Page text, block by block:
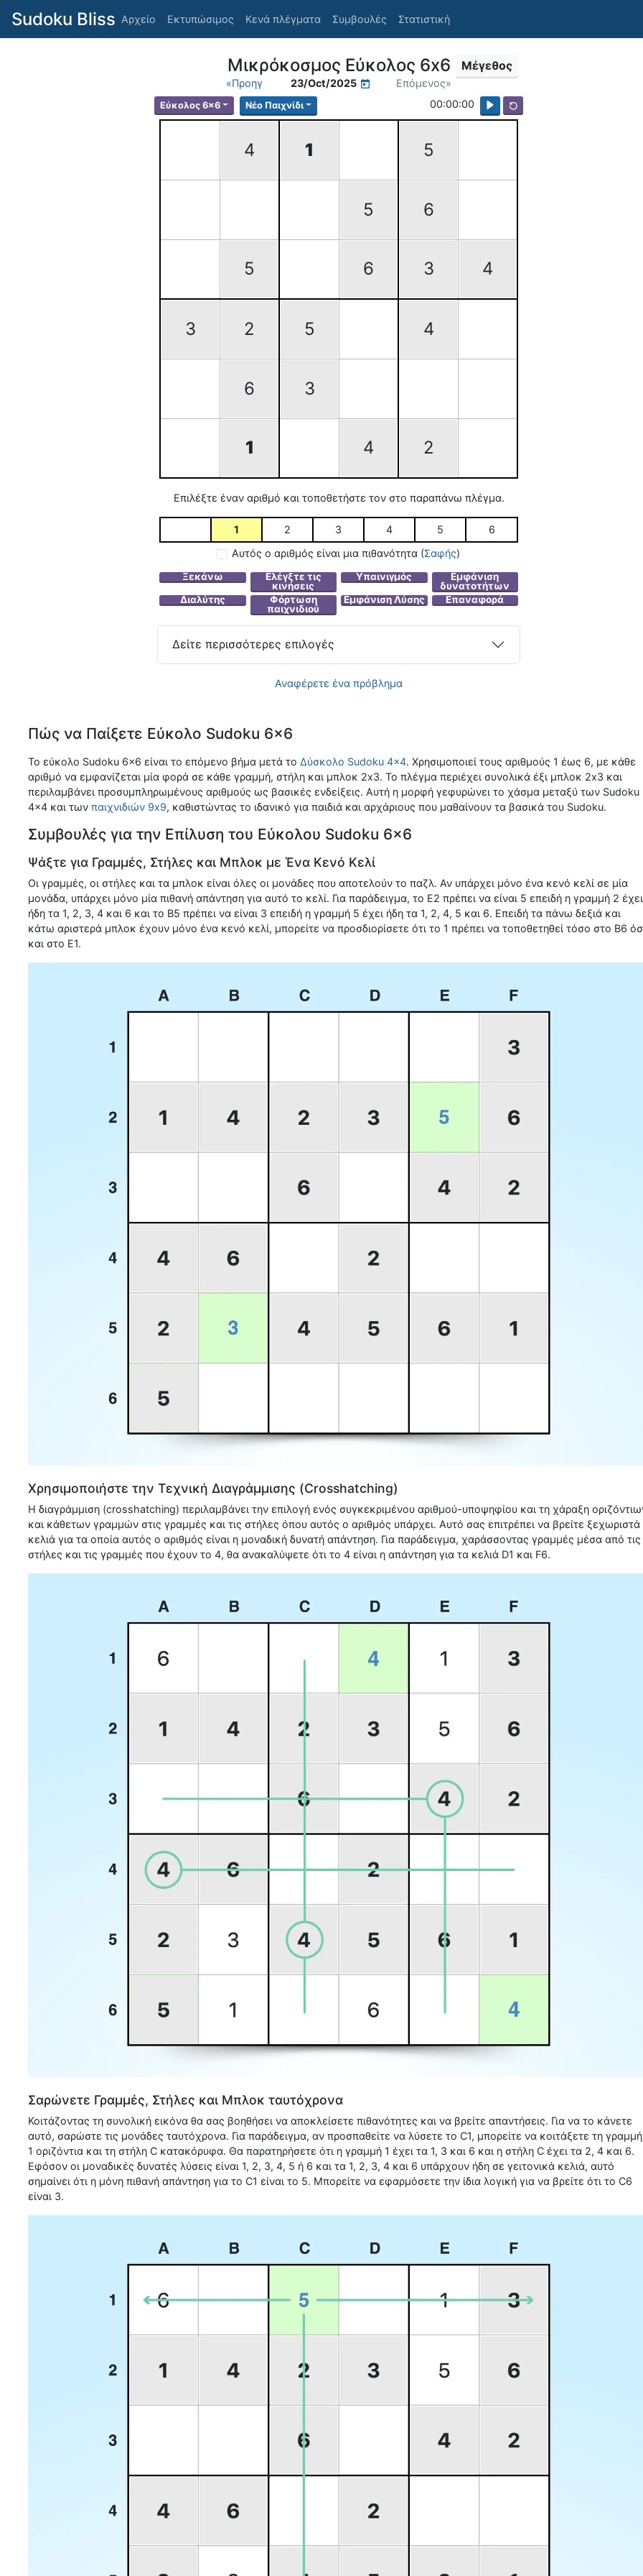
Sudoku Bliss Αρχείο Εκτυπώσιμος Κενά πλέγματα Συμβουλές Στατιστική
Μικρόκοσμος Εύκολος 6x6 Μέγεθος
«Προηγ 23/Oct/2025 Επόμενος»
Εύκολος 6x6 Νέο Παιχνίδι 00:00:00
4 1 5
5 6
5 6 3 4
3 2 5 4
6 3
1 4 2
Επιλέξτε έναν αριθμό και τοποθετήστε τον στο παραπάνω πλέγμα.
1 2 3 4 5
6
Αυτός ο αριθμός είναι μια πιθανότητα (Σαφής)
Δείτε περισσότερες επιλογές
Αναφέρετε ένα πρόβλημα
Πώς να Παίξετε Εύκολο Sudoku 6x6
Το εύκολο Sudoku 6x6 είναι το επόμενο βήμα μετά το Δύσκολο Sudoku 4x4. Χρησιμοποιεί τους αριθμούς 1 έως 6, με κάθε
αριθμό να εμφανίζεται μία φορά σε κάθε γραμμή, στήλη και μπλοκ 2x3. Το πλέγμα περιέχει συνολικά έξι μπλοκ 2x3 και
περιλαμβάνει προσυμπληρωμένους αριθμούς ως βασικές ενδείξεις. Αυτή η μορφή γεφυρώνει το χάσμα μεταξύ των Sudoku
4x4 και των παιχνιδιών 9x9, καθιστώντας το ιδανικό για παιδιά και αρχάριους που μαθαίνουν τα βασικά του Sudoku.
Συμβουλές για την Επίλυση του Εύκολου Sudoku 6x6
Ψάξτε για Γραμμές, Στήλες και Μπλοκ με Ένα Κενό Κελί
Οι γραμμές, οι στήλες και τα μπλοκ είναι όλες οι μονάδες που αποτελούν το παζλ. Αν υπάρχει μόνο ένα κενό κελί σε μία
μονάδα, υπάρχει μόνο μία πιθανή απάντηση για αυτό το κελί. Για παράδειγμα, το Ε2 πρέπει να είναι 5 επειδή η γραμμή 2 έχει
ήδη τα 1, 2, 3, 4 και 6 και το Β5 πρέπει να είναι 3 επειδή η γραμμή 5 έχει ήδη τα 1, 2, 4, 5 και 6. Επειδή τα πάνω δεξιά και
κάτω αριστερά μπλοκ έχουν μόνο ένα κενό κελί, μπορείτε να προσδιορίσετε ότι το 1 πρέπει να τοποθετηθεί τόσο στο B6
και στο E1.
Χρησιμοποιήστε την Τεχνική Διαγράμμισης (Crosshatching)
Η διαγράμμιση (crosshatching) περιλαμβάνει την επιλογή ενός συγκεκριμένου αριθμού-υποψηφίου και τη χάραξη
και κάθετων γραμμών στις γραμμές και τις στήλες όπου αυτός ο αριθμός υπάρχει. Αυτό σας επιτρέπει να βρείτε ξεχωριστά
κελιά για τα οποία αυτός ο αριθμός είναι η μοναδική δυνατή απάντηση. Για παράδειγμα, χαράσσοντας γραμμές μέσα από τις
στήλες και τις γραμμές που έχουν το 4, θα ανακαλύψετε ότι το 4 είναι η απάντηση για τα κελιά D1 και F6.
Σαρώνετε Γραμμές, Στήλες και Μπλοκ ταυτόχρονα
Κοιτάζοντας τη συνολική εικόνα θα σας βοηθήσει να αποκλείσετε πιθανότητες και να βρείτε απαντήσεις. Για να το κάνετε
αυτό, σαρώστε τις μονάδες ταυτόχρονα. Για παράδειγμα, αν προσπαθείτε να λύσετε το C1, μπορείτε να κοιτάξετε τη γραμμή
1 οριζόντια και τη στήλη C κατακόρυφα. Θα παρατηρήσετε ότι η γραμμή 1 έχει τα 1, 3 και 6 και η στήλη C έχει τα 2, 4 και 6.
Εφόσον οι μοναδικές δυνατές λύσεις είναι 1, 2, 3, 4, 5 ή 6 και τα 1, 2, 3, 4 και 6 υπάρχουν ήδη σε γειτονικά κελιά, αυτό
σημαίνει ότι η μόνη πιθανή απάντηση για το C1 είναι το 5. Μπορείτε να εφαρμόσετε την ίδια λογική για να βρείτε ότι το C6
είναι 3.